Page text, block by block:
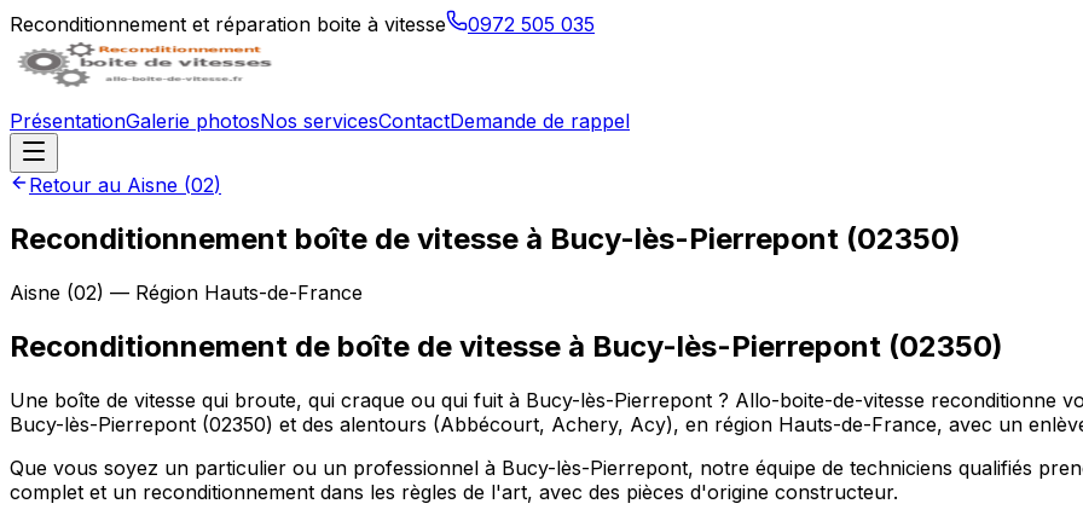
Reconditionnement et réparation boite à vitesse 0972 505 035
PrésentationGalerie photosNos servicesContactDemande de rappel
Retour au Aisne (02)
Reconditionnement boîte de vitesse à Bucy-lès-Pierrepont (02350)
Aisne (02) — Région Hauts-de-France
Reconditionnement de boîte de vitesse à Bucy-lès-Pierrepont (02350)
Une boîte de vitesse qui broute, qui craque ou qui fuit à Bucy-lès-Pierrepont ? Allo-boite-de-vitesse reconditionne
Bucy-lès-Pierrepont (02350) et des alentours (Abbécourt, Achery, Acy), en région Hauts-de-France, avec un
Que vous soyez un particulier ou un professionnel à Bucy-lès-Pierrepont, notre équipe de techniciens qualifiés
complet et un reconditionnement dans les règles de l'art, avec des pièces d'origine constructeur.